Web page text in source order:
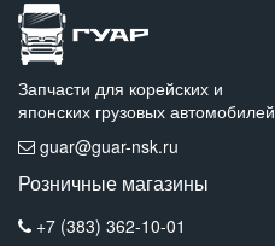
Запчасти для корейских и
японских грузовых автомобилей
guar@guar-nsk.ru
Розничные магазины
+7 (383) 362-10-01